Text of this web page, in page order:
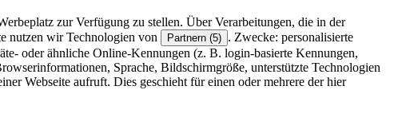
zur Verfügung zu stellen. Über Verarbeitungen, die in der
nutzen wir Technologien von Partnern (5) . Zwecke: personalisierte
oder ähnliche Online-Kennungen (z. B. login-basierte Kennungen,
Sprache, Bildschirmgröße, unterstützte Technologien
Webseite aufruft. Dies geschieht für einen oder mehrere der hier